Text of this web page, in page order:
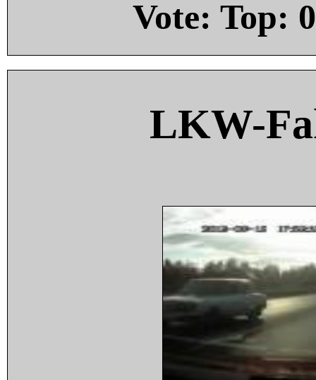
Vote: Top: 0
LKW-